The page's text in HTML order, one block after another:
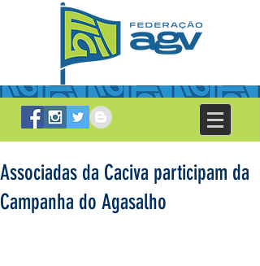
Associadas da Caciva participam da
Campanha do Agasalho